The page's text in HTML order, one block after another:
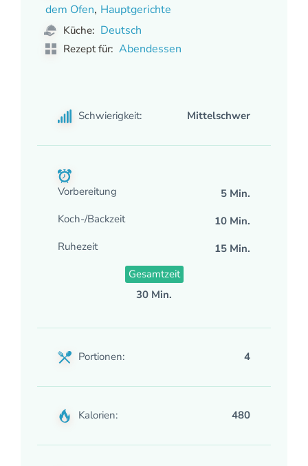
dem Ofen, Hauptgerichte
Küche: Deutsch
Rezept für: Abendessen
Schwierigkeit: Mittelschwer
Vorbereitung
5 Min.
Koch-/Backzeit
10 Min.
Ruhezeit
15 Min.
Gesamtzeit
30 Min.
Portionen: 4
Kalorien: 480